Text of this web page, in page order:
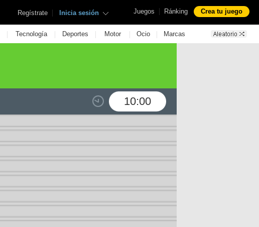
Juegos | Ránking Crea tu juego
Regístrate | Inicia sesión
| Tecnología | Deportes | Motor | Ocio | Marcas
10:00